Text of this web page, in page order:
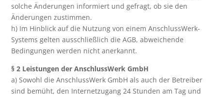
solche Änderungen informiert und gefragt, ob sie den
Änderungen zustimmen.
h) Im Hinblick auf die Nutzung von einem AnschlussWerk-
Systems gelten ausschließlich die AGB, abweichende
Bedingungen werden nicht anerkannt.
§ 2 Leistungen der AnschlussWerk GmbH
a) Sowohl die AnschlussWerk GmbH als auch der Betreiber
sind bemüht, den Internetzugang 24 Stunden am Tag und